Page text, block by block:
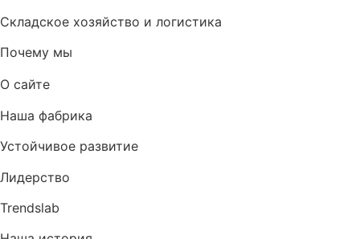
Складское хозяйство и логистика
Почему мы
О сайте
Наша фабрика
Устойчивое развитие
Лидерство
Trendslab